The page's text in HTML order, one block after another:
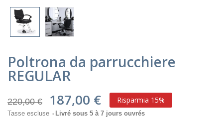
Poltrona da parrucchiere
REGULAR
220,00 € 187,00 € Risparmia 15%
Tasse escluse Livré sous 5 à 7 jours ouvrés